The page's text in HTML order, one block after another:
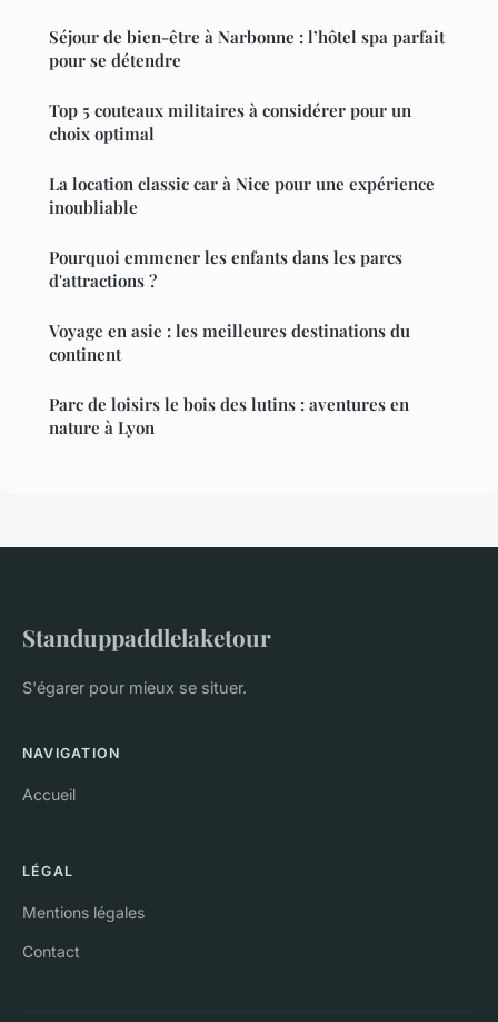
Séjour de bien-être à Narbonne : l’hôtel spa parfait
pour se détendre
Top 5 couteaux militaires à considérer pour un
choix optimal
La location classic car à Nice pour une expérience
inoubliable
Pourquoi emmener les enfants dans les parcs
d'attractions ?
Voyage en asie : les meilleures destinations du
continent
Parc de loisirs le bois des lutins : aventures en
nature à Lyon
Standuppaddlelaketour
S'égarer pour mieux se situer.
NAVIGATION
Accueil
LÉGAL
Mentions légales
Contact